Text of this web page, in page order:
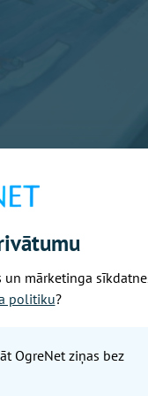
mārketinga
politiku?
OgreNet ziņas bez